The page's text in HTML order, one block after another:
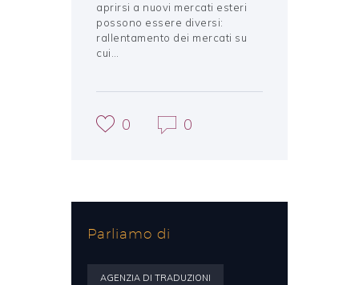
aprirsi a nuovi mercati esteri
possono essere diversi:
rallentamento dei mercati su
cui…
0 0
Parliamo di
AGENZIA DI TRADUZIONI